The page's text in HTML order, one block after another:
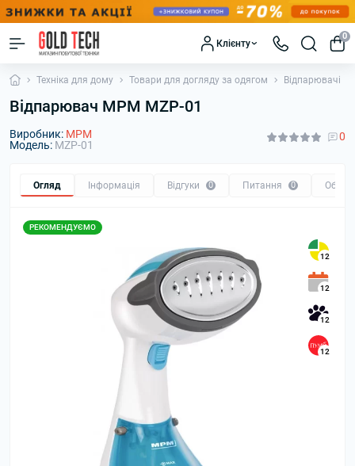
Клієнту
0
Техніка для дому Товари для догляду за одягом Відпарювачі
Відпарювач MPM MZP-01
Виробник: MPM
Модель: MZP-01
0
Огляд Інформація Відгуки 0 Питання 0 Обмін
РЕКОМЕНДУЄМО
12
12
12
12